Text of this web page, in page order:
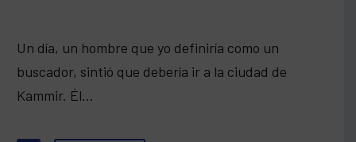
Un día, un hombre que yo definiría como un
buscador, sintió que debería ir a la ciudad de
Kammir. Él…